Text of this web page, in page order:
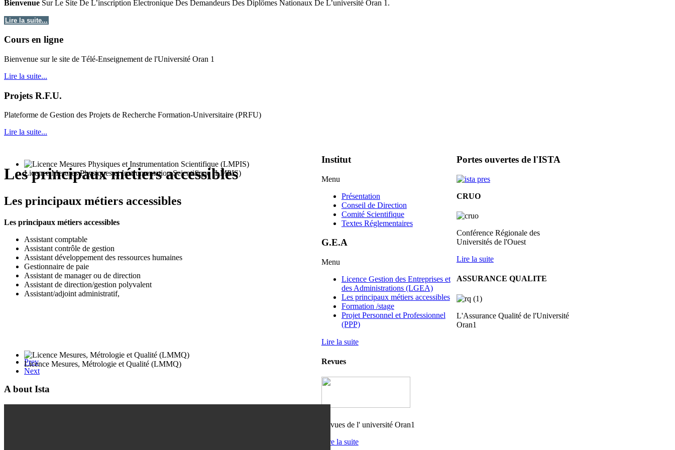
Licence Mesures Physiques et Instrumentation Scientifique (LMPIS)
Licence Mesures, Métrologie et Qualité (LMMQ)
Bienvenue Sur Le Site De L’inscription Electronique Des Demandeurs Des Diplômes Nationaux De L’université Oran 1.
Lire la suite...
Cours en ligne
Bienvenue sur le site de Télé-Enseignement de l'Université Oran 1
Lire la suite...
Projets R.F.U.
Plateforme de Gestion des Projets de Recherche Formation-Universitaire (PRFU)
Lire la suite...
Les principaux métiers accessibles
Les principaux métiers accessibles
Les principaux métiers accessibles
Assistant comptable
Assistant contrôle de gestion
Assistant développement des ressources humaines
Gestionnaire de paie
Assistant de manager ou de direction
Assistant de direction/gestion polyvalent
Assistant/adjoint administratif,
Prev
Next
A bout Ista
Institut
Menu
Présentation
Conseil de Direction
Comité Scientifique
Textes Réglementaires
G.E.A
Menu
Licence Gestion des Entreprises et
des Administrations (LGEA)
Les principaux métiers accessibles
Formation /stage
Projet Personnel et Professionnel
(PPP)
Portes ouvertes de l'ISTA
CRUO
Conférence Régionale des
Universités de l'Ouest
Lire la suite
ASSURANCE QUALITE
L'Assurance Qualité de l'Université
Oran1
Lire la suite
Revues
Revues de l' université Oran1
Lire la suite